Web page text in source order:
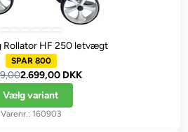
Rollator HF 250 letvægt
SPAR 800
2.699,00 DKK
Vælg variant
160903